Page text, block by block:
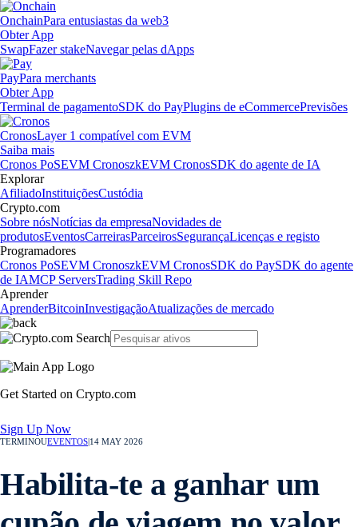
OnchainPara entusiastas da web3
Obter App
SwapFazer stakeNavegar pelas dApps
PayPara merchants
Obter App
Terminal de pagamentoSDK do PayPlugins de eCommercePrevisões
CronosLayer 1 compatível com EVM
Saiba mais
Cronos PoSEVM CronoszkEVM CronosSDK do agente de IA
Explorar
AfiliadoInstituiçõesCustódia
Crypto.com
Sobre nósNotícias da empresaNovidades de
produtosEventosCarreirasParceirosSegurançaLicenças e registo
Programadores
Cronos PoSEVM CronoszkEVM CronosSDK do PaySDK do agente
de IAMCP ServersTrading Skill Repo
Aprender
AprenderBitcoinInvestigaçãoAtualizações de mercado
Get Started on Crypto.com
Sign Up Now
TERMINOUEVENTOS 14 MAY 2026
Habilita-te a ganhar um